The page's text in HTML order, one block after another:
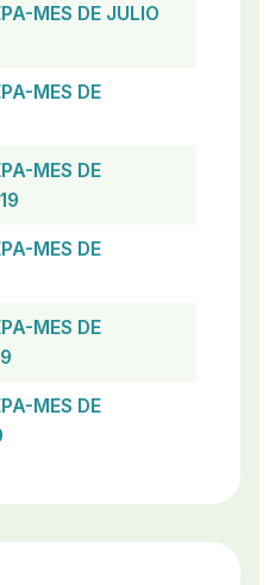
MES DE JULIO
MES DE
MES DE
MES DE
MES DE
MES DE